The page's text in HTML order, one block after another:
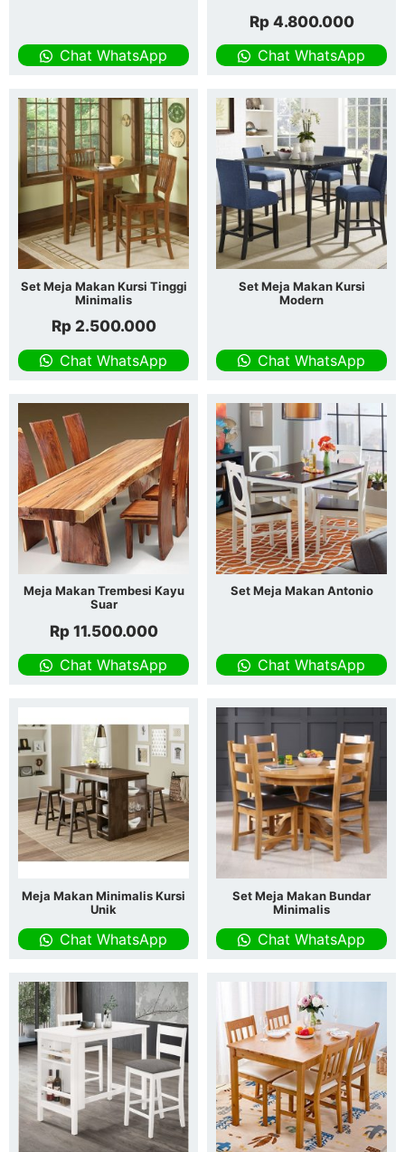
Chat WhatsApp
Rp4.800.000
Chat WhatsApp
Set Meja Makan Kursi Tinggi
Minimalis
Rp2.500.000
Chat WhatsApp
Set Meja Makan Kursi
Modern
Chat WhatsApp
Meja Makan Trembesi Kayu
Suar
Rp11.500.000
Chat WhatsApp
Set Meja Makan Antonio
Chat WhatsApp
Meja Makan Minimalis Kursi
Unik
Chat WhatsApp
Set Meja Makan Bundar
Minimalis
Chat WhatsApp